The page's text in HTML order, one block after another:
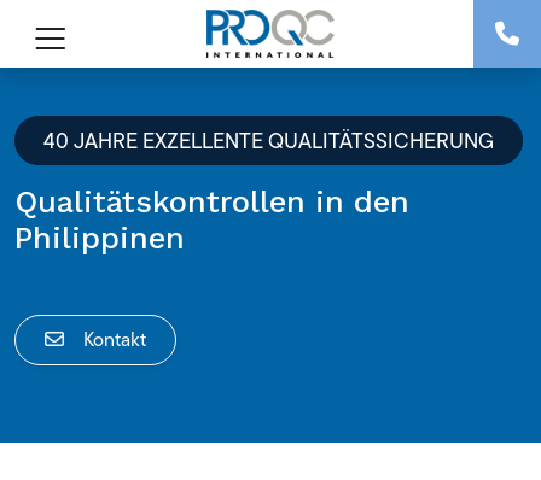
40 JAHRE EXZELLENTE QUALITÄTSSICHERUNG
Qualitätskontrollen in den
Philippinen
Kontakt